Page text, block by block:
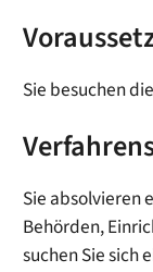
Sie besuchen
Sie absolvieren
Behörden,
suchen Sie sich